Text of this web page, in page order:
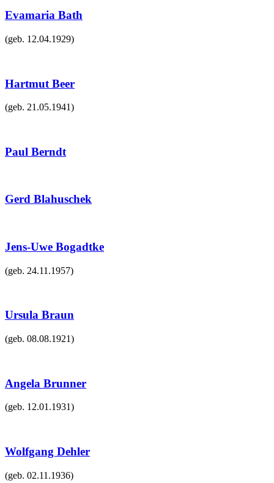
Evamaria Bath
(geb. 12.04.1929)
Hartmut Beer
(geb. 21.05.1941)
Paul Berndt
Gerd Blahuschek
Jens-Uwe Bogadtke
(geb. 24.11.1957)
Ursula Braun
(geb. 08.08.1921)
Angela Brunner
(geb. 12.01.1931)
Wolfgang Dehler
(geb. 02.11.1936)